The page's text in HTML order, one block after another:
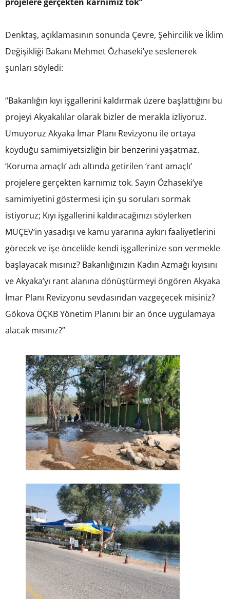
Denktaş, açıklamasının sonunda Çevre, Şehircilik ve İklim
Değişikliği Bakanı Mehmet Özhaseki’ye seslenerek
şunları söyledi:
“Bakanlığın kıyı işgallerini kaldırmak üzere başlattığını bu
projeyi Akyakalılar olarak bizler de merakla izliyoruz.
Umuyoruz Akyaka İmar Planı Revizyonu ile ortaya
koyduğu samimiyetsizliğin bir benzerini yaşatmaz.
‘Koruma amaçlı’ adı altında getirilen ‘rant amaçlı’
projelere gerçekten karnımız tok. Sayın Özhaseki’ye
samimiyetini göstermesi için şu soruları sormak
istiyoruz; Kıyı işgallerini kaldıracağınızı söylerken
MUÇEV’in yasadışı ve kamu yararına aykırı faaliyetlerini
görecek ve işe öncelikle kendi işgallerinize son vermekle
başlayacak mısınız? Bakanlığınızın Kadın Azmağı kıyısını
ve Akyaka’yı rant alanına dönüştürmeyi öngören Akyaka
İmar Planı Revizyonu sevdasından vazgeçecek misiniz?
Gökova ÖÇKB Yönetim Planını bir an önce uygulamaya
alacak mısınız?”